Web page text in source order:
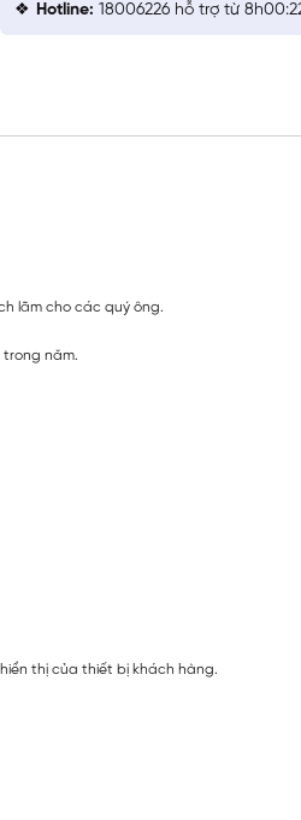
Hotline: 18006226 hỗ trợ từ
lãm cho các quý ông.
trong năm.
thị của thiết bị khách hàng.